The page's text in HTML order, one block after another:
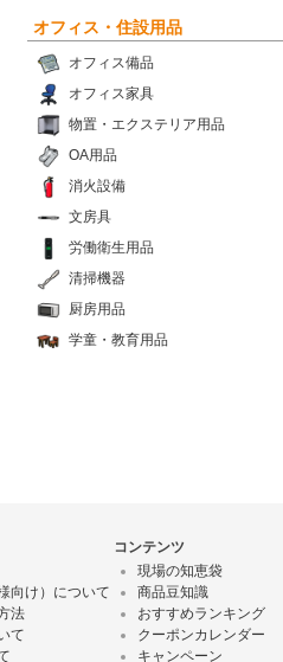
オフィス・住設用品
オフィス備品
オフィス家具
物置・エクステリア用品
OA用品
消火設備
文房具
労働衛生用品
清掃機器
厨房用品
学童・教育用品
向け）について
法
て
コンテンツ
現場の知恵袋
商品豆知識
おすすめランキング
クーポンカレンダー
キャンペーン